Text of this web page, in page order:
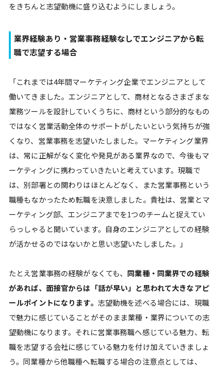
をきちんと志望動機に盛り込むようにしましょう。
業界経験あり・営業事務経験なしでエンジニアから転
職で志望する場合
「これまでは4年間マーケティング企業でエンジニアとして
働いてきました。エンジニアとして、商材となるさまざまな
業務ツールを設計していくうちに、商材という部分的なもの
ではなく営業活動全体のサポートがしたいという気持ちが強
くなり、営業事務を志望いたしました。マーケティング業界
は、常に正解がなく変化や発見がある業界なので、今後もマ
ーケティングに携わっていきたいと考えています。現職で
は、別部署との関わりはほとんどなく、また営業事務という
職種もなかったため転職を決意しました。貴社は、営業とマ
ーケティング部、エンジニアまでを1つのチームと捉えてい
らっしゃると聞いています。自身のエンジニアとしての経験
が活かせるのではないかと思い志望いたしました。」
たとえ営業事務の経験がなくても、 同業種・同業界での経験
があれば、面接官からは「話が早い」と思われて大きなアピ
ールポイントになります。 志望動機を述べる場合には、現職
で魅力に感じていることがそのまま業種・業界についての志
望動機になります。それに営業事務職へ感じている魅力、転
職を志望する会社に感じている魅力を付け加えていきましょ
う。同業種から他職種へ転職する場合の注意点としては、